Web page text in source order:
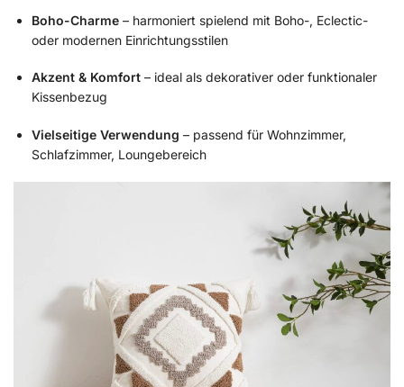
Boho-Charme – harmoniert spielend mit Boho-, Eclectic-
oder modernen Einrichtungsstilen
Akzent & Komfort – ideal als dekorativer oder funktionaler
Kissenbezug
Vielseitige Verwendung – passend für Wohnzimmer,
Schlafzimmer, Loungebereich